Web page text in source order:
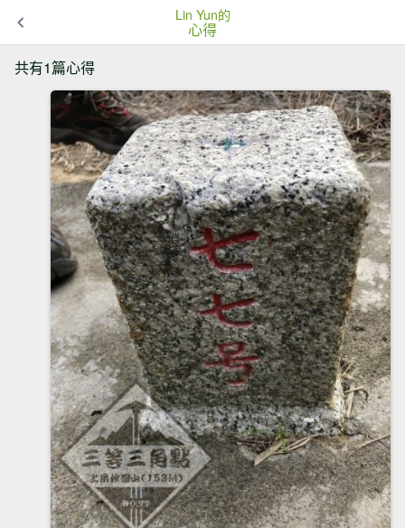
Lin Yun的
心得
共有1篇心得